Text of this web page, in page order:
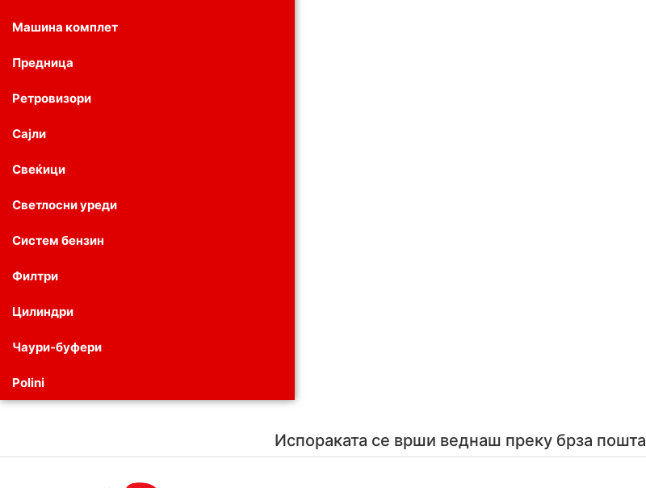
Машина комплет
Предница
Ретровизори
Сајли
Свеќици
Светлосни уреди
Систем бензин
Филтри
Цилиндри
Чаури-буфери
Polini
Испораката се врши веднаш преку брза пошта